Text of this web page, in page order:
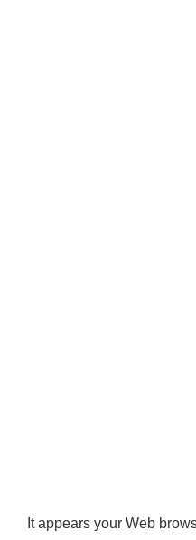
It appears your Web